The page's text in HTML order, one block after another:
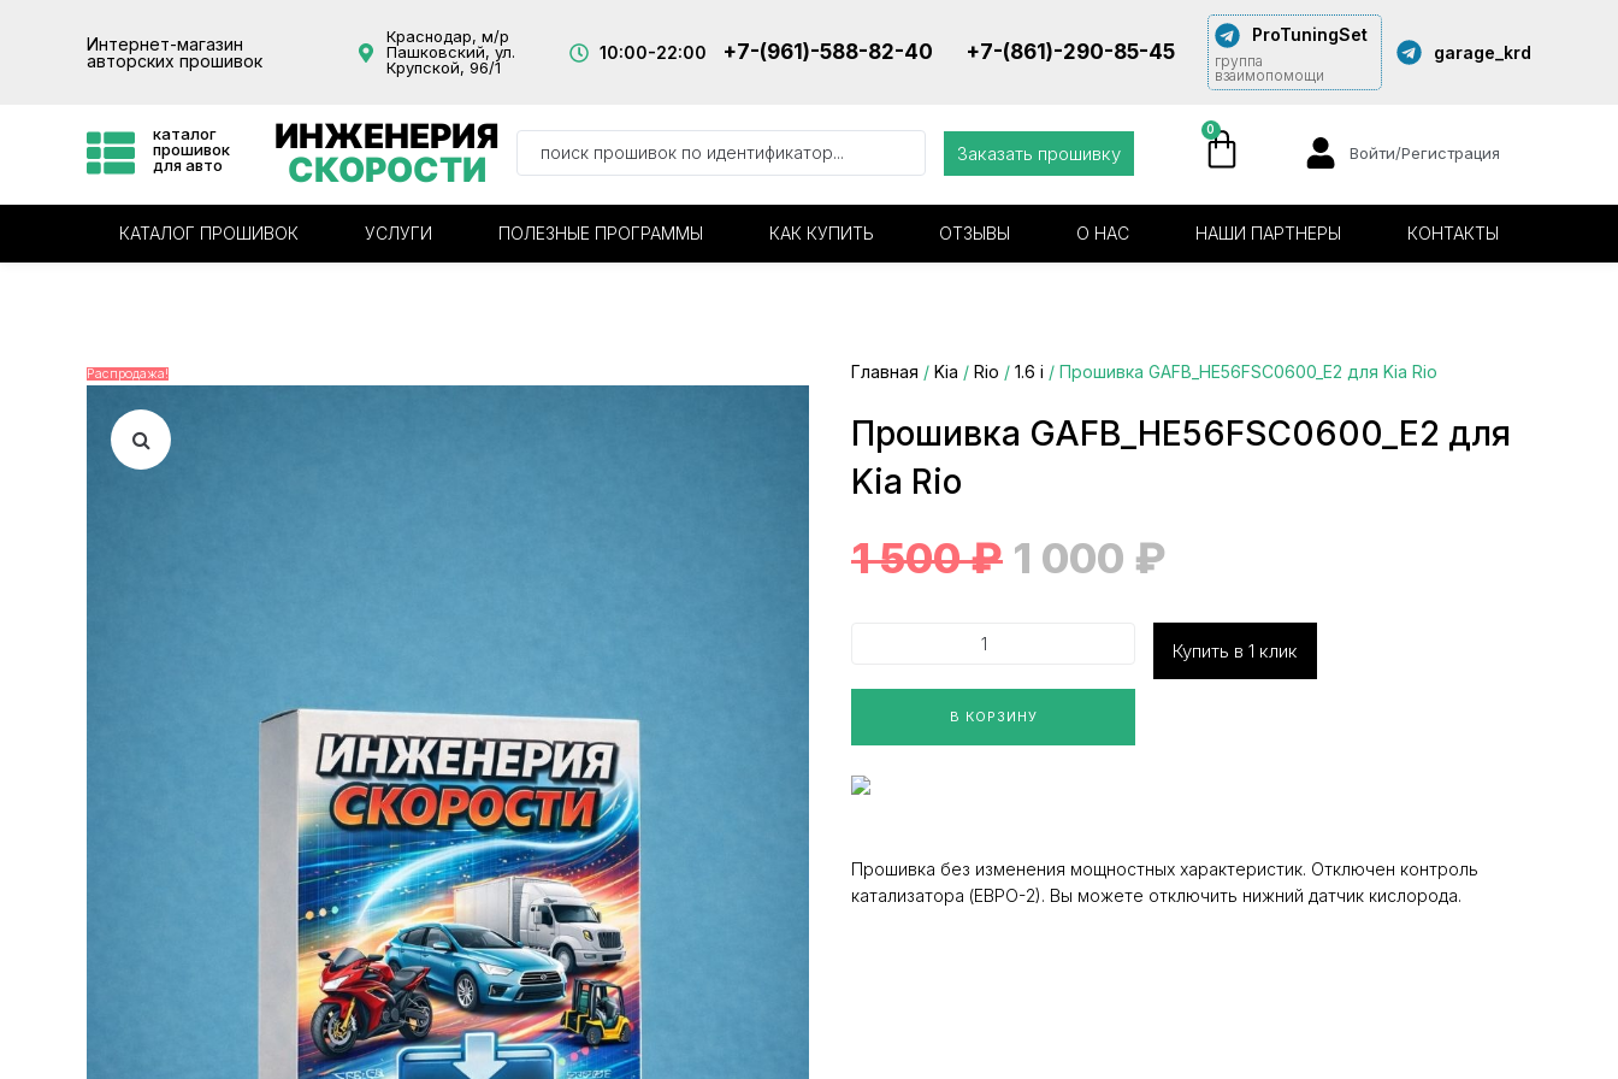
Интернет-магазин
авторских прошивок
Краснодар, м/р
Пашковский, ул.
Крупской, 96/1
10:00-22:00 +7-(961)-588-82-40 +7-(861)-290-85-45
ProTuningSet
группа
взаимопомощи
garage_krd
каталог
прошивок
для авто
ИНЖЕНЕРИЯ
СКОРОСТИ
Заказать прошивку
0
Войти/Регистрация
КАТАЛОГ ПРОШИВОК УСЛУГИ ПОЛЕЗНЫЕ ПРОГРАММЫ КАК КУПИТЬ ОТЗЫВЫ О НАС НАШИ ПАРТНЕРЫ КОНТАКТЫ
Распродажа! Главная / Kia / Rio / 1.6 i / Прошивка GAFB_HE56FSC0600_E2 для Kia Rio
Прошивка GAFB_HE56FSC0600_E2 для
Kia Rio
1 500₽ 1 000 ₽
В КОРЗИНУ
Купить в 1 клик
Прошивка без изменения мощностных характеристик. Отключен контроль
катализатора (ЕВРО-2). Вы можете отключить нижний датчик кислорода.